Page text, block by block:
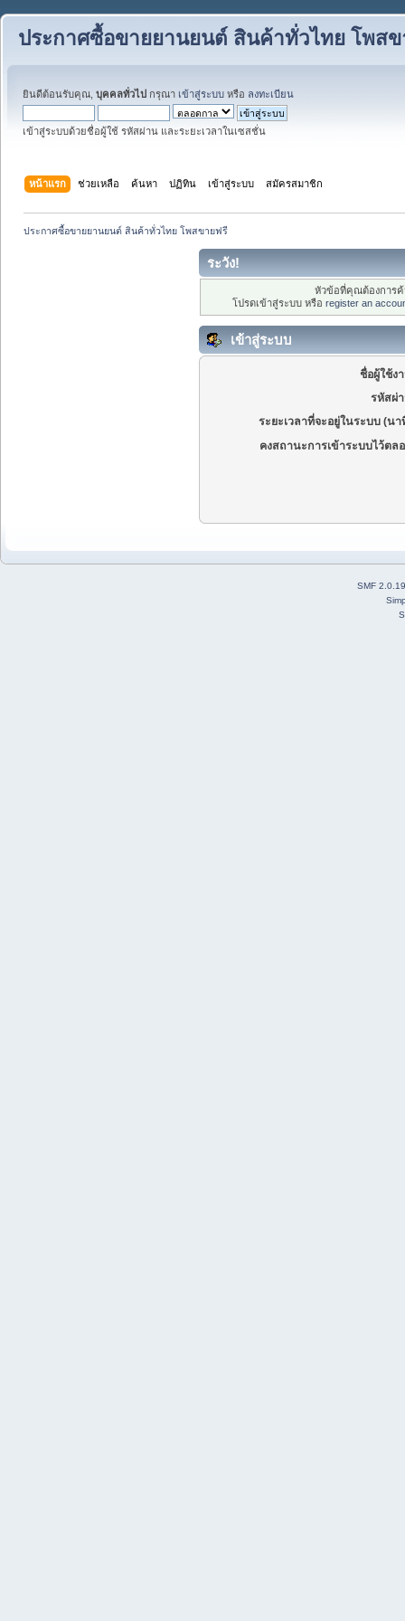
ประกาศซื้อขายยานยนต์ สินค้าทั่วไทย โพส
ยินดีต้อนรับคุณ, บุคคลทั่วไป กรุณา เข้าสู่ระบบ หรือ ลงทะเบียน
เข้าสู่ระบบด้วยชื่อผู้ใช้ รหัสผ่าน และระยะเวลาในเซสชั่น
หน้าแรก ช่วยเหลือ ค้นหา ปฏิทิน เข้าสู่ระบบ สมัครสมาชิก
ประกาศซื้อขายยานยนต์ สินค้าทั่วไทย โพสขายฟรี
ระวัง!
หัวข้อที่คุณต้องการ
โปรดเข้าสู่ระบบ หรือ register an
เข้าสู่ระบบ
ชื่อผู้ใช้ง
รหัสผ่
ระยะเวลาที่จะอยู่ในระบบ (นา
คงสถานะการเข้าระบบไว้ตล
SMF 2.0.19